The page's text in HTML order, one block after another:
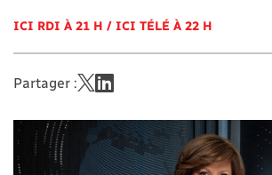
ICI RDI À 21 H / ICI TÉLÉ À 22 H
Partager :